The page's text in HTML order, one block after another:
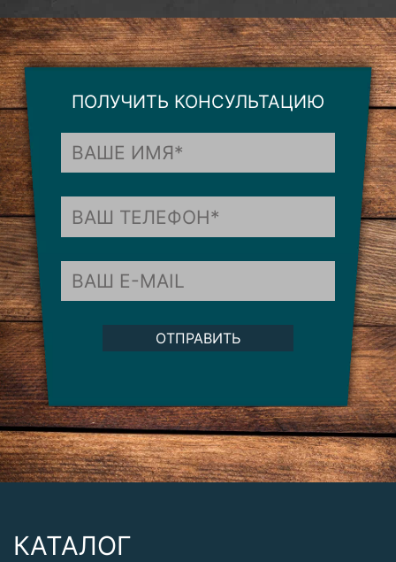
ПОЛУЧИТЬ КОНСУЛЬТАЦИЮ
ОТПРАВИТЬ
КАТАЛОГ